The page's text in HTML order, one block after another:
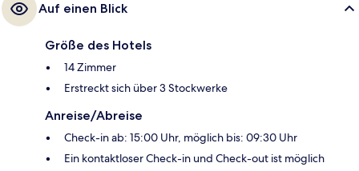
Auf einen Blick
Größe des Hotels
14 Zimmer
Erstreckt sich über 3 Stockwerke
Anreise/Abreise
Check-in ab: 15:00 Uhr, möglich bis: 09:30 Uhr
Ein kontaktloser Check-in und Check-out ist möglich